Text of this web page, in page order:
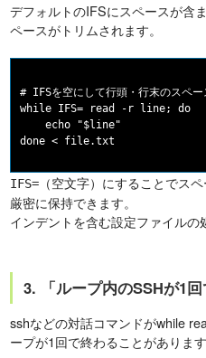
デフォルトのIFSにスペースが含
ペースがトリムされます。
# IFSを空にして行頭・行末のスペー
while IFS= read -r line; do
    echo "$line"
IFS= （空文字）にすることでス
厳密に保持できます。
インデントを含む設定ファイルの
3. 「ループ内のSSHが1
sshなどの対話コマンドがwhile
ープが1回で終わることがあります